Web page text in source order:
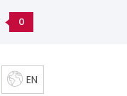
0
EN